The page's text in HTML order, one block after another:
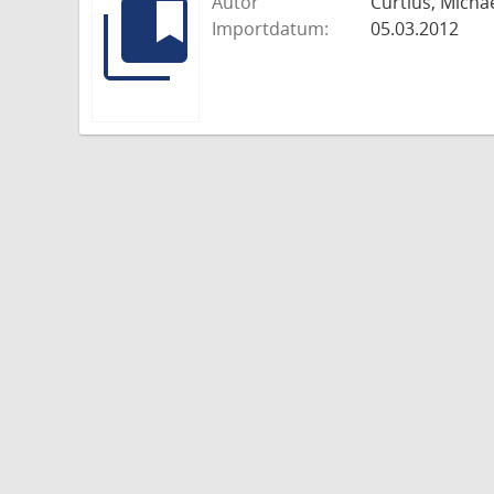
Importdatum:
05.03.2012